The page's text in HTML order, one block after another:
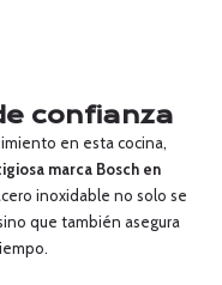
confianza
en esta cocina,
marca Bosch en
inoxidable no solo se
que también asegura